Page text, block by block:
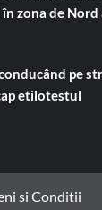
zona de
pe
etilotestul
si Conditii